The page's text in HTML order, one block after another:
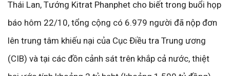
Thái Lan, Tướng Kitrat Phanphet cho biết trong buổi họp
báo hôm 22/10, tổng cộng có 6.979 người đã nộp đơn
lên trung tâm khiếu nại của Cục Điều tra Trung ương
(CIB) và tại các đồn cảnh sát trên khắp cả nước, thiệt